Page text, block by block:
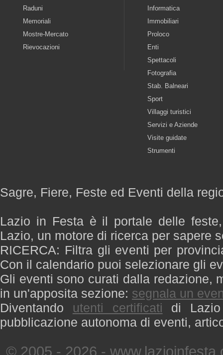
Raduni
Memoriali
Mostre-Mercato
Rievocazioni
Informatica
Immobiliari
Proloco
Enti
Spettacoli
Fotografia
Stab. Balneari
Sport
Villaggi turistici
Servizi e Aziende
Visite guidate
Strumenti
Sagre, Fiere, Feste ed Eventi della
Lazio in Festa è il portale delle
Lazio, un motore di ricerca per sapere
RICERCA: Filtra gli eventi per
Con il calendario puoi selezionare gli
Gli eventi sono curati dalla redazione,
in un'apposita sezione: segnala un
Diventando utenti certificati di
pubblicazione autonoma di eventi,
© 2005 - 2026 -